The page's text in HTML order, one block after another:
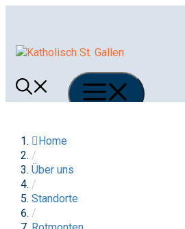
Menü
Home
/
Über uns
/
Standorte
/